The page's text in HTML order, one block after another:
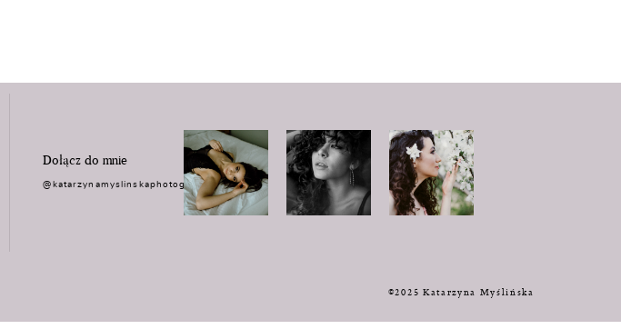
Dołącz do mnie
@katarzynamyslinskaphotography
©2025 Katarzyna Myślińska